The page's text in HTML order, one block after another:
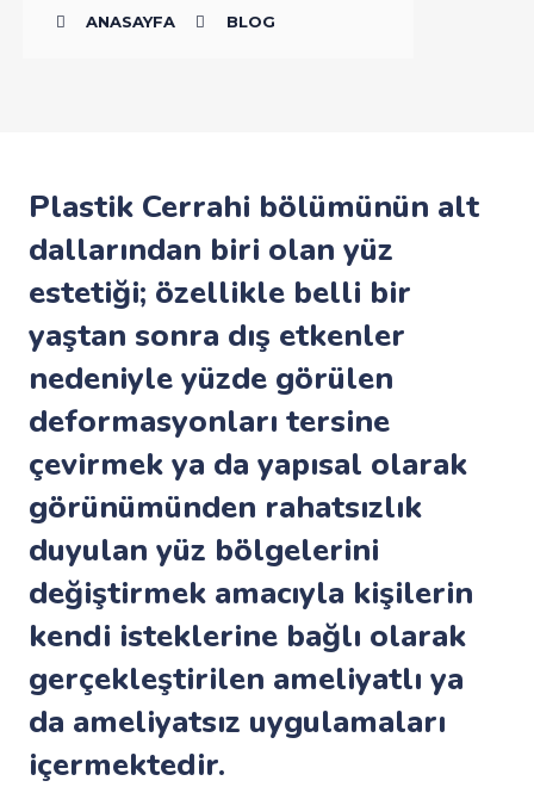
ANASAYFA BLOG
Plastik Cerrahi bölümünün alt
dallarından biri olan yüz
estetiği; özellikle belli bir
yaştan sonra dış etkenler
nedeniyle yüzde görülen
deformasyonları tersine
çevirmek ya da yapısal olarak
görünümünden rahatsızlık
duyulan yüz bölgelerini
değiştirmek amacıyla kişilerin
kendi isteklerine bağlı olarak
gerçekleştirilen ameliyatlı ya
da ameliyatsız uygulamaları
içermektedir.